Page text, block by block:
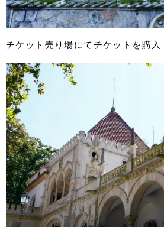
チケット売り場にてチケットを購